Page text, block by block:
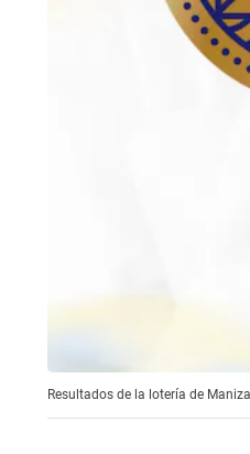
Resultados de la lotería de